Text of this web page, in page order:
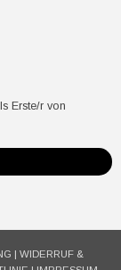
Erste/r von
| WIDERRUF &